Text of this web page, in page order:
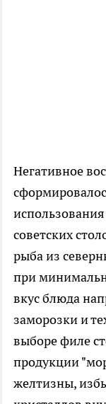
Негативное
советских
рыба из
при
вкус блюда
заморозки и
выборе филе
продукции
желтизны,